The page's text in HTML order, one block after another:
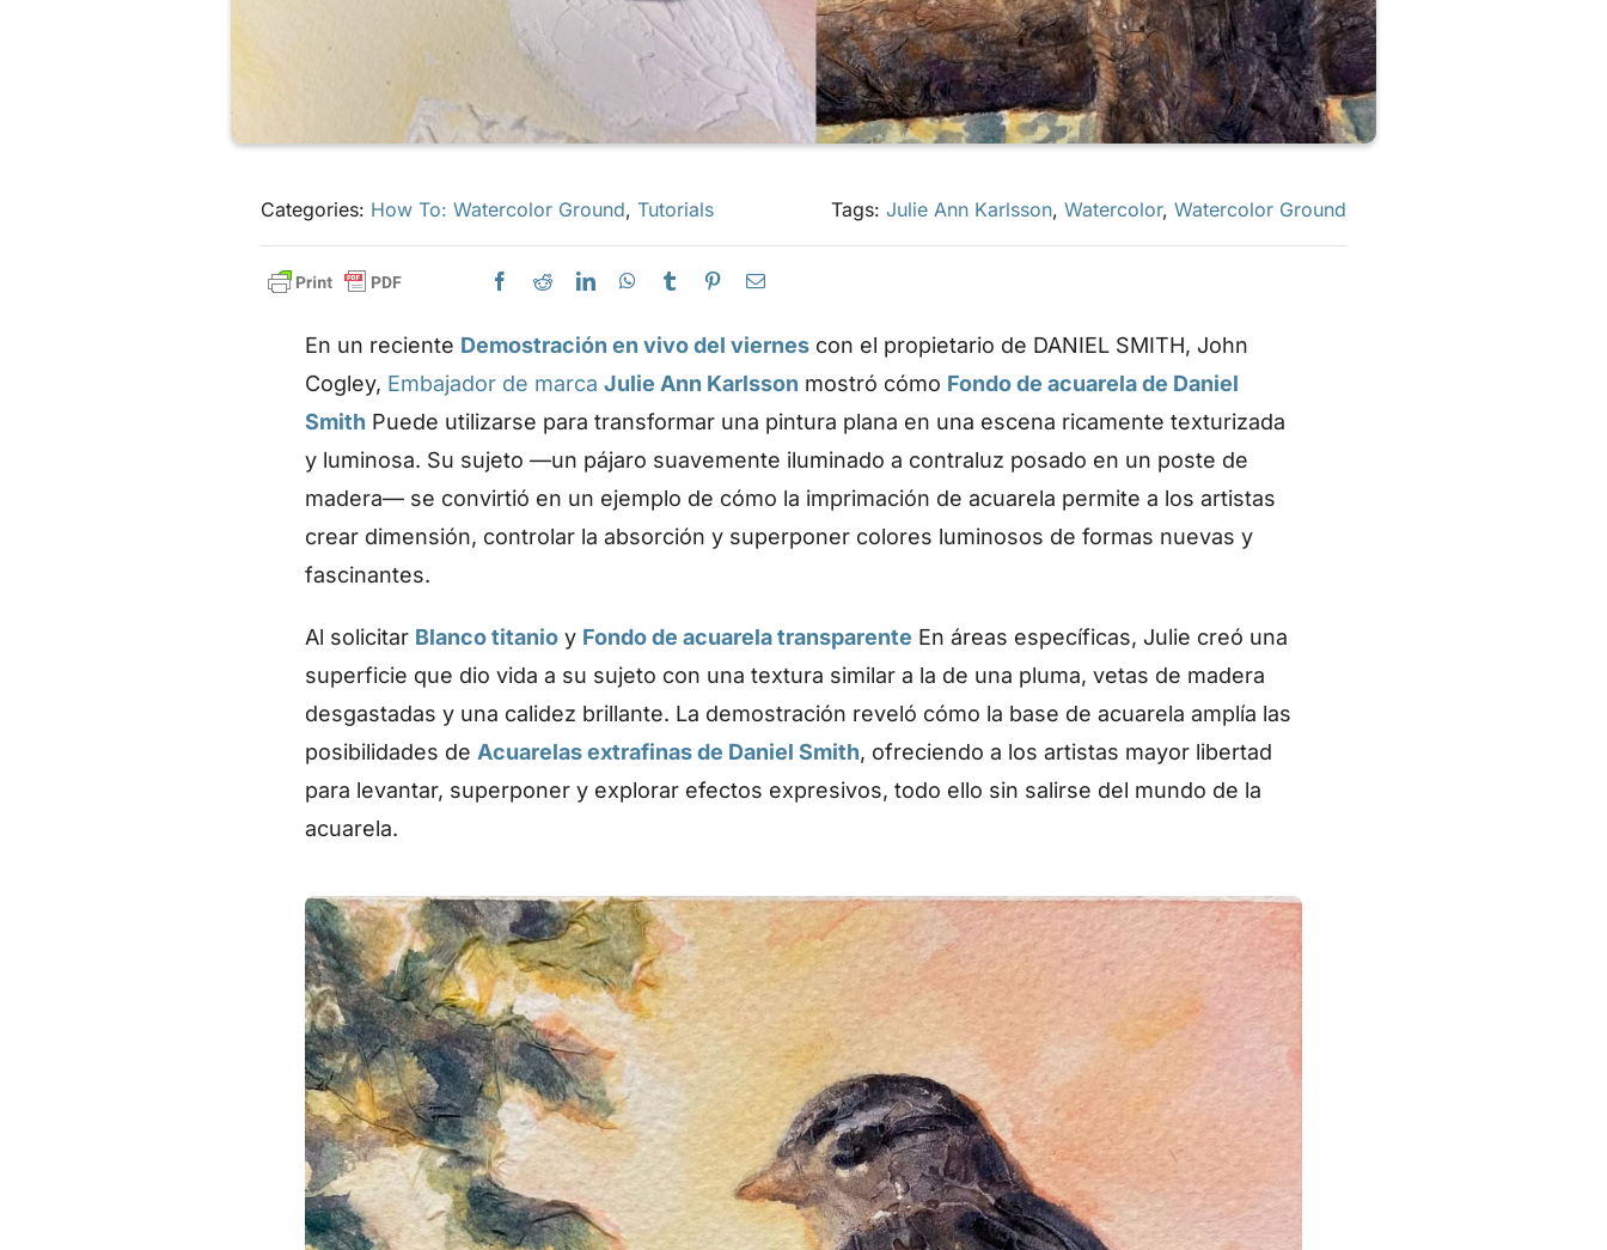
Categories: How To: Watercolor Ground,Tutorials Tags: Julie Ann Karlsson, Watercolor, Watercolor Ground
En un reciente Demostración en vivo del viernes con el propietario de DANIEL SMITH, John
Cogley, Embajador de marcaJulie Ann Karlsson mostró cómo Fondo de acuarela de Daniel
Smith Puede utilizarse para transformar una pintura plana en una escena ricamente texturizada
y luminosa. Su sujeto —un pájaro suavemente iluminado a contraluz posado en un poste de
madera— se convirtió en un ejemplo de cómo la imprimación de acuarela permite a los artistas
crear dimensión, controlar la absorción y superponer colores luminosos de formas nuevas y
fascinantes.
Al solicitar Blanco titanio y Fondo de acuarela transparente En áreas específicas, Julie creó una
superficie que dio vida a su sujeto con una textura similar a la de una pluma, vetas de madera
desgastadas y una calidez brillante. La demostración reveló cómo la base de acuarela amplía las
posibilidades de Acuarelas extrafinas de Daniel Smith, ofreciendo a los artistas mayor libertad
para levantar, superponer y explorar efectos expresivos, todo ello sin salirse del mundo de la
acuarela.